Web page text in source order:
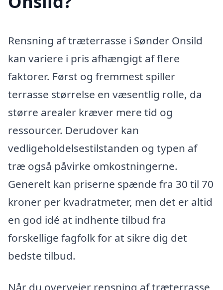
Rensning af træterrasse i Sønder Onsild
kan variere i pris afhængigt af flere
faktorer. Først og fremmest spiller
terrasse størrelse en væsentlig rolle, da
større arealer kræver mere tid og
ressourcer. Derudover kan
vedligeholdelsestilstanden og typen af
træ også påvirke omkostningerne.
Generelt kan priserne spænde fra 30 til 70
kroner per kvadratmeter, men det er altid
en god idé at indhente tilbud fra
forskellige fagfolk for at sikre dig det
bedste tilbud.